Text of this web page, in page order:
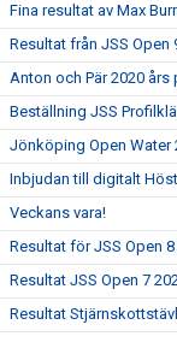
Fina resultat av Max
Resultat från JSS Open
Anton och Pär 2020 års
Beställning JSS
Jönköping Open Water
Inbjudan till digitalt
Veckans vara!
Resultat för JSS Open
Resultat JSS Open 7
Resultat